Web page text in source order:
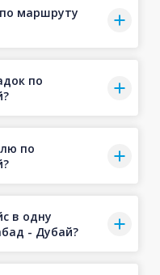
маршруту
по
по
в одну
- Дубай?